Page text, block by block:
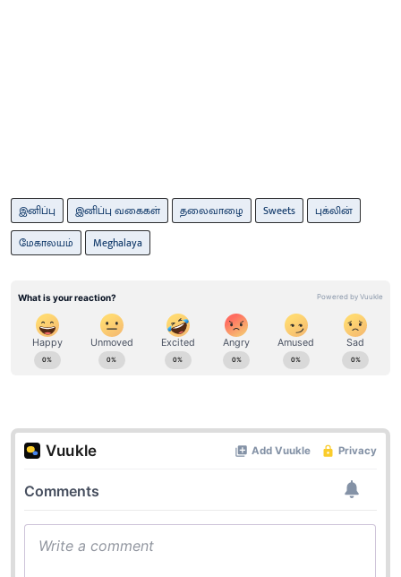
இனிப்பு இனிப்பு வகைகள் தலைவாழை Sweets
புக்லின்
மேகாலயம்
Meghalaya